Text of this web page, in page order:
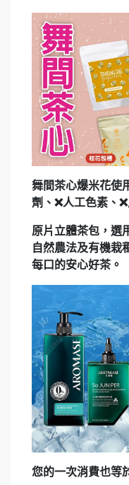
舞間茶心爆米花使
劑、❌人工色素、
原片立體茶包，選
自然農法及有機栽
每口的安心好茶。
您的一次消費也等